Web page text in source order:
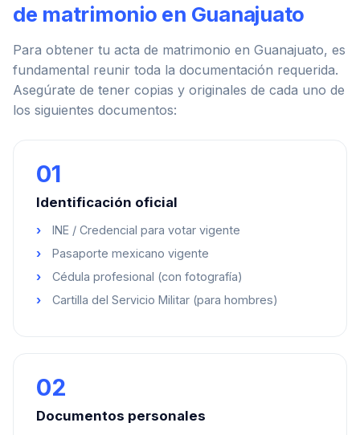
de matrimonio en Guanajuato
Para obtener tu acta de matrimonio en Guanajuato, es
fundamental reunir toda la documentación requerida.
Asegúrate de tener copias y originales de cada uno de
los siguientes documentos:
01
Identificación oficial
INE / Credencial para votar vigente
Pasaporte mexicano vigente
Cédula profesional (con fotografía)
Cartilla del Servicio Militar (para hombres)
02
Documentos personales